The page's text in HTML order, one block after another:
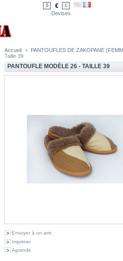
$ € £
Devises
Accueil >
PANTOUFLES DE ZAKOPANE
Taille 39
PANTOUFLE MODÈLE 26 - TAILLE 39
Envoyer à un ami
Imprimer
Agrandir